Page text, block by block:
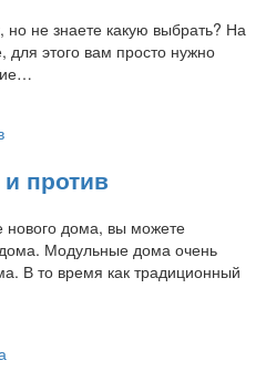
не знаете какую выбрать? На
этого вам просто нужно
против
нового дома, вы можете
Модульные дома очень
В то время как традиционный